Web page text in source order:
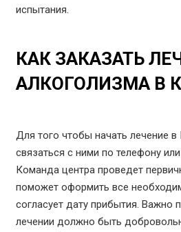
испытания.
КАК ЗАКАЗАТЬ
АЛКОГОЛИЗМА В
Для того чтобы начать лечение
связаться с ними по телефону
Команда центра проведет
поможет оформить все
согласует дату прибытия. Важно
лечении должно быть